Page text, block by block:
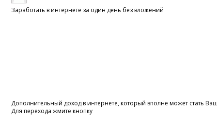
Заработать в интернете за один день без вложений
Дополнительный доход в интернете, который вполне может стать
Для перехода жмите кнопку